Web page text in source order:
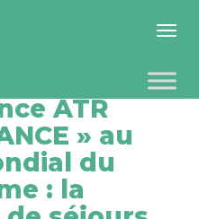
Toggle
ATR
» au
du
: la